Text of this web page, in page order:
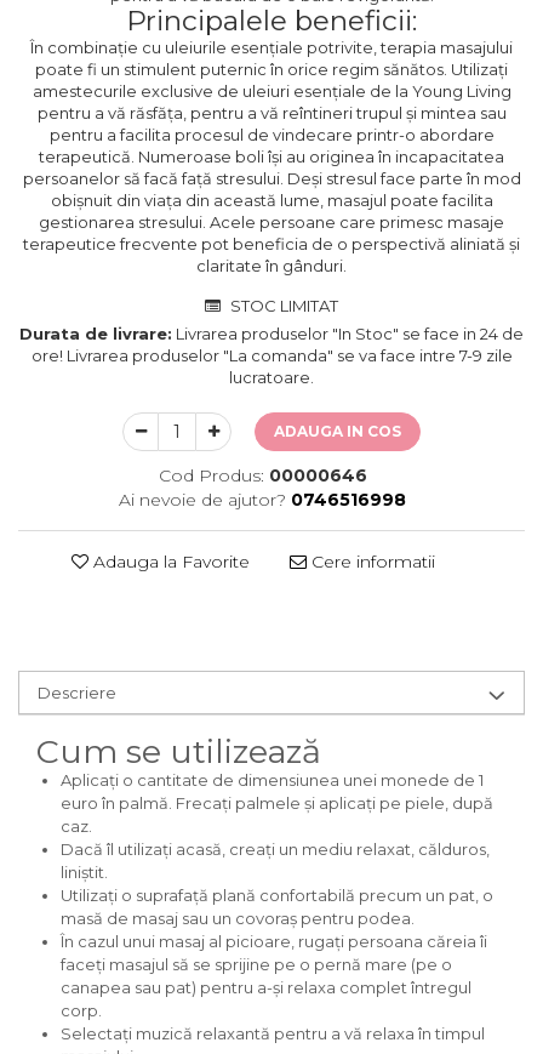
Principalele beneficii:
În combinație cu uleiurile esențiale potrivite, terapia masajului
poate fi un stimulent puternic în orice regim sănătos. Utilizați
amestecurile exclusive de uleiuri esențiale de la Young Living
pentru a vă răsfăța, pentru a vă reîntineri trupul și mintea sau
pentru a facilita procesul de vindecare printr-o abordare
terapeutică. Numeroase boli își au originea în incapacitatea
persoanelor să facă față stresului. Deși stresul face parte în mod
obișnuit din viața din această lume, masajul poate facilita
gestionarea stresului. Acele persoane care primesc masaje
terapeutice frecvente pot beneficia de o perspectivă aliniată și
claritate în gânduri.
STOC LIMITAT
Durata de livrare: Livrarea produselor "In Stoc" se face in 24 de
ore! Livrarea produselor "La comanda" se va face intre 7-9 zile
lucratoare.
ADAUGA IN COS
Cod Produs: 00000646
Ai nevoie de ajutor? 0746516998
Adauga la Favorite Cere informatii
Descriere
Cum se utilizează
Aplicați o cantitate de dimensiunea unei monede de 1
euro în palmă. Frecați palmele și aplicați pe piele, după
caz.
Dacă îl utilizați acasă, creați un mediu relaxat, călduros,
liniștit.
Utilizați o suprafață plană confortabilă precum un pat, o
masă de masaj sau un covoraș pentru podea.
În cazul unui masaj al picioare, rugați persoana căreia îi
faceți masajul să se sprijine pe o pernă mare (pe o
canapea sau pat) pentru a-și relaxa complet întregul
corp.
Selectați muzică relaxantă pentru a vă relaxa în timpul